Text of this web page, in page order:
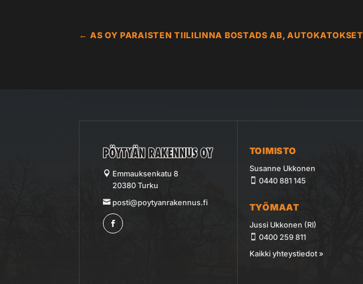
← AS OY PARAISTEN TIILILINNA BOSTADS AB, AUTOKATOKSET
Emmauksenkatu 8
20380 Turku
posti@poytyanrakennus.fi
TOIMISTO
Susanne Ukkonen
0440 881 145
TYÖMAAT
Jussi Ukkonen (RI)
0400 259 811
Kaikki yhteystiedot »